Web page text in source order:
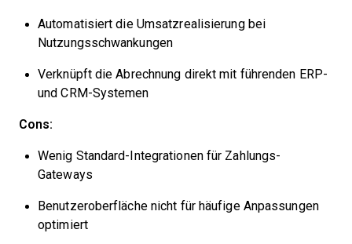
Automatisiert die Umsatzrealisierung bei
Nutzungsschwankungen
Verknüpft die Abrechnung direkt mit führenden ERP-
und CRM-Systemen
Cons:
Wenig Standard-Integrationen für Zahlungs-
Gateways
Benutzeroberfläche nicht für häufige Anpassungen
optimiert